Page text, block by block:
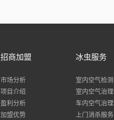
招商加盟
市场分析
项目介绍
盈利分析
加盟优势
冰虫服务
室内空气检测
室内空气治理
车内空气治理
上门消杀服务